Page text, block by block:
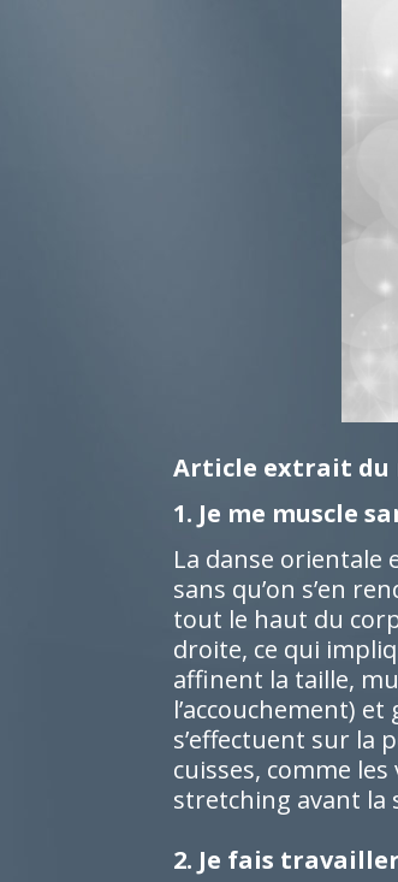
Article extrait du
1. Je me muscle
La danse orientale
sans qu’on s’en
tout le haut du
droite, ce qui
affinent la taille,
l’accouchement)
s’effectuent sur la
cuisses, comme
stretching avant la
2. Je fais